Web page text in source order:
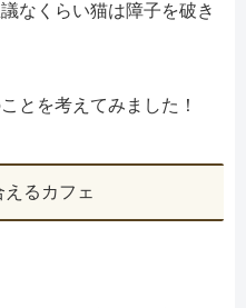
なくらい猫は障子を破き
とを考えてみました！
るカフェ